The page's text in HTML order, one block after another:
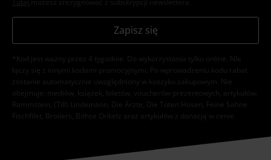
Tutaj możesz zrezygnować z subskrypcji newslettera.
Zapisz się
*Kod jest ważny przez 4 tygodnie. Do wykorzystania tylko online. NIe
łączy się z innymi kodami promocyjnymi. Po wprowadzeniu kodu rabat
zostanie automatycznie uwzględniony w koszyku zakupowym. Nie
obejmuje: mediów, książek, biletów, voucherów prezentowych, artykułów:
Rammstein, (Till) Lindemann, Die Ärzte, Die Toten Hosen, Feine Sahne
Fischfilet, Broilers, Böhse Onkelz oraz artykułów z donacją w cenie.